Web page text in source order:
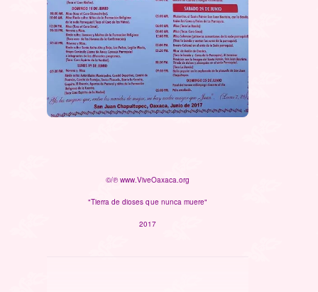
©/℗ www.ViveOaxaca.org
"Tierra de dioses que nunca muere"
2017